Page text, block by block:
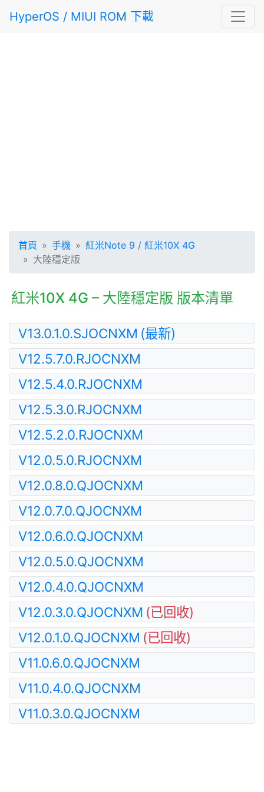
HyperOS / MIUI ROM 下載
首頁 手機
紅米Note 9 / 紅米10X 4G
大陸穩定版
紅米10X 4G – 大陸穩定版 版本清單
V13.0.1.0.SJOCNXM (最新)
V12.5.7.0.RJOCNXM
V12.5.4.0.RJOCNXM
V12.5.3.0.RJOCNXM
V12.5.2.0.RJOCNXM
V12.0.5.0.RJOCNXM
V12.0.8.0.QJOCNXM
V12.0.7.0.QJOCNXM
V12.0.6.0.QJOCNXM
V12.0.5.0.QJOCNXM
V12.0.4.0.QJOCNXM
V12.0.3.0.QJOCNXM (已回收)
V12.0.1.0.QJOCNXM (已回收)
V11.0.6.0.QJOCNXM
V11.0.4.0.QJOCNXM
V11.0.3.0.QJOCNXM